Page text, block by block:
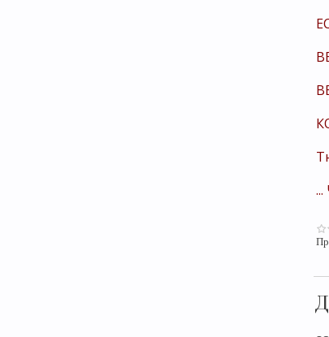
...